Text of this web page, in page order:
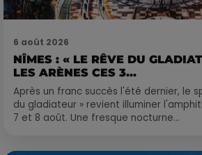
6 août 2026
NÎMES : « LE RÊVE DU
LES ARÈNES CES 3...
Après un franc succès l'été dernier, le
du gladiateur » revient illuminer
7 et 8 août. Une fresque nocturne...